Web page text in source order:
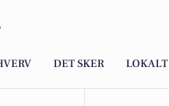
DET SKER